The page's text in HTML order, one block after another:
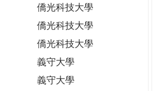
僑光科技大學
僑光科技大學
僑光科技大學
義守大學
義守大學